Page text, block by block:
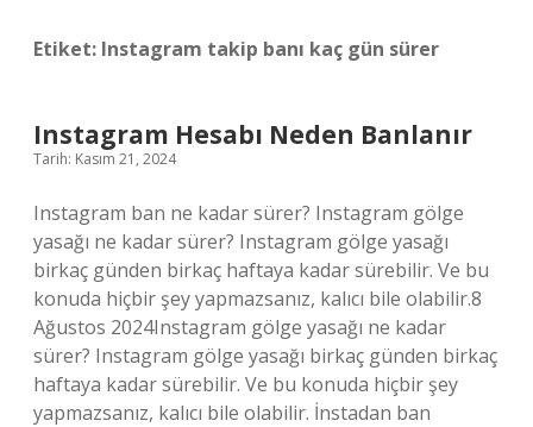
Etiket: Instagram takip banı kaç gün sürer
Instagram Hesabı Neden Banlanır
Tarih: Kasım 21, 2024
Instagram ban ne kadar sürer? Instagram gölge
yasağı ne kadar sürer? Instagram gölge yasağı
birkaç günden birkaç haftaya kadar sürebilir. Ve bu
konuda hiçbir şey yapmazsanız, kalıcı bile olabilir.8
Ağustos 2024Instagram gölge yasağı ne kadar
sürer? Instagram gölge yasağı birkaç günden birkaç
haftaya kadar sürebilir. Ve bu konuda hiçbir şey
yapmazsanız, kalıcı bile olabilir. İnstadan ban